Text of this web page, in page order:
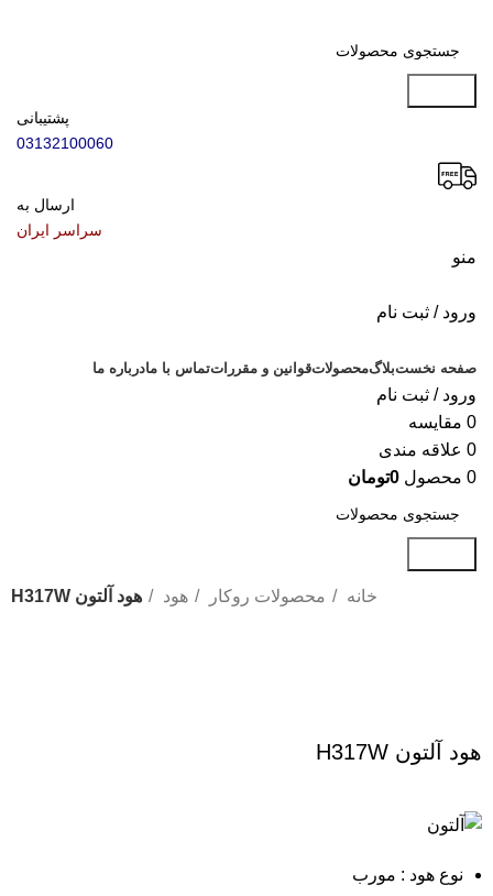
پشتیبانی
03132100060
ارسال به
سراسر ایران
منو
ورود / ثبت نام
صفحه نخستبلاگمحصولاتقوانین و مقرراتتماس با مادرباره ما
ورود / ثبت نام
0 مقایسه
0 علاقه مندی
0 محصول 0تومان
خانه محصولات روکار هود هود آلتون H317W
هود آلتون H317W
نوع هود : مورب